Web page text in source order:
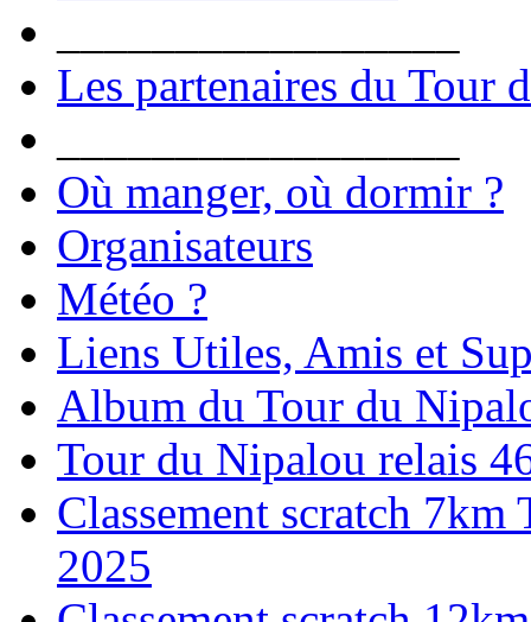
Les partenaires du Tour
Où manger, où dormir ?
Organisateurs
Météo ?
Liens Utiles, Amis et
Album du Tour du
Tour du Nipalou relais
Classement scratch
2025